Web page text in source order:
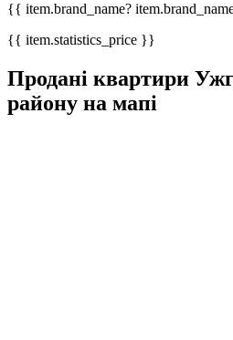
{{ item.brand_name?
{{ item.statistics_price }}
Продані квартири
району на мапі